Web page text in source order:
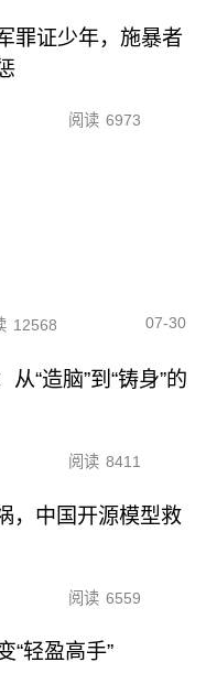
罪证少年，施暴者
阅读 6973
12568 07-30
从“造脑”到“铸身”的
阅读 8411
，中国开源模型救
阅读 6559
“轻盈高手”